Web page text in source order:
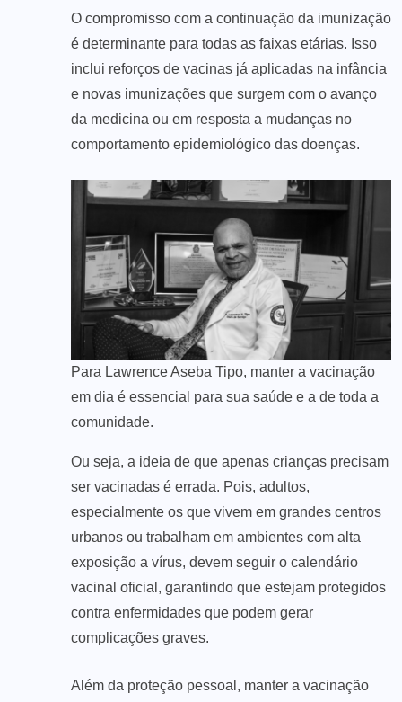
O compromisso com a continuação da imunização
é determinante para todas as faixas etárias. Isso
inclui reforços de vacinas já aplicadas na infância
e novas imunizações que surgem com o avanço
da medicina ou em resposta a mudanças no
comportamento epidemiológico das doenças.
Para Lawrence Aseba Tipo, manter a vacinação
em dia é essencial para sua saúde e a de toda a
comunidade.
Ou seja, a ideia de que apenas crianças precisam
ser vacinadas é errada. Pois, adultos,
especialmente os que vivem em grandes centros
urbanos ou trabalham em ambientes com alta
exposição a vírus, devem seguir o calendário
vacinal oficial, garantindo que estejam protegidos
contra enfermidades que podem gerar
complicações graves.
Além da proteção pessoal, manter a vacinação